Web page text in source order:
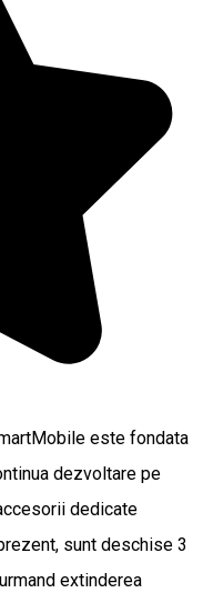
este fondata
dezvoltare pe
dedicate
sunt deschise 3
extinderea